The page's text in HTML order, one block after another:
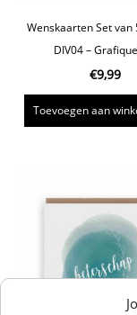
Wenskaarten Set van
DIV04 –
€9,99
Toevoegen aan